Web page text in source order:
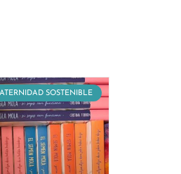
SOSTENIBLE